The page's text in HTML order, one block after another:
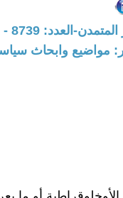
العدد: 8739 - 2026 / 6 / 17 - 04:51
مواضيع وابحاث